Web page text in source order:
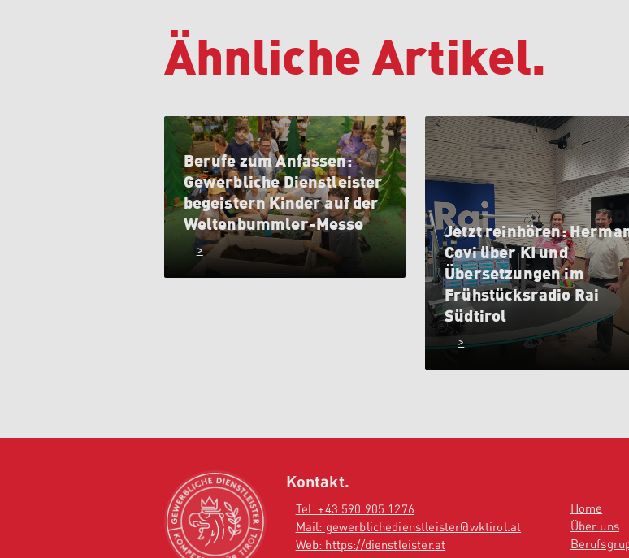
Ähnliche Artikel.
Berufe zum Anfassen:
Gewerbliche Dienstleister
begeistern Kinder auf der
Weltenbummler-Messe
>
Jetzt reinhören:
Covi über KI und
Übersetzungen im
Frühstücksradio Rai
Südtirol
>
Kontakt.
Tel. +43 590 905 1276
Mail: gewerblichedienstleister@wktirol.at
Web: https://dienstleister.at
Home
Über uns